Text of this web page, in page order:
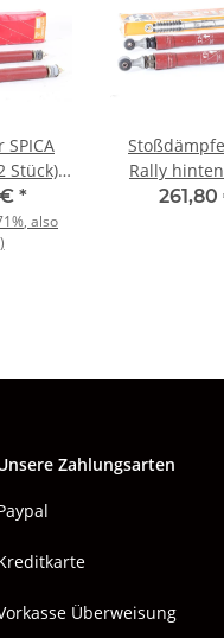
Stück)
*
, also
)
Rally
Stück)
Zahlungsarten
Überweisung